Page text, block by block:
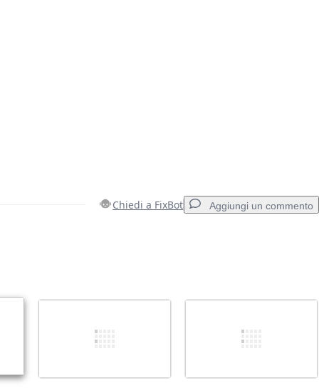
Chiedi a FixBot Aggiungi un commento
Pubblica commento